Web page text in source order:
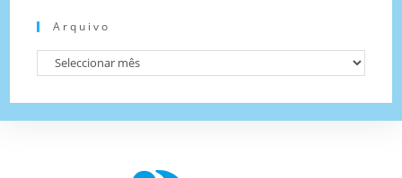
Arquivo